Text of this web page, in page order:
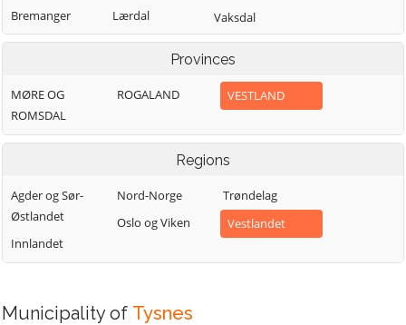
Bremanger
Bømlo
Etne
Fedje
Lærdal
Masfjorden
Osterøy
Vaksdal
Vik
Øygarden
Provinces
MØRE OG
ROMSDAL
ROGALAND VESTLAND
Regions
Agder og Sør-
Østlandet
Innlandet
Nord-Norge
Oslo og Viken
Trøndelag
Vestlandet
Municipality of Tysnes